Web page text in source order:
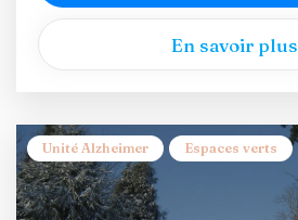
En savoir plus
Unité Alzheimer Espaces verts